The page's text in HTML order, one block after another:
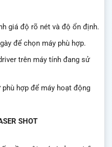
giá độ rõ nét và độ ổn định.
để chọn máy phù hợp.
trên máy tính đang sử
hợp để máy hoạt động
SHOT